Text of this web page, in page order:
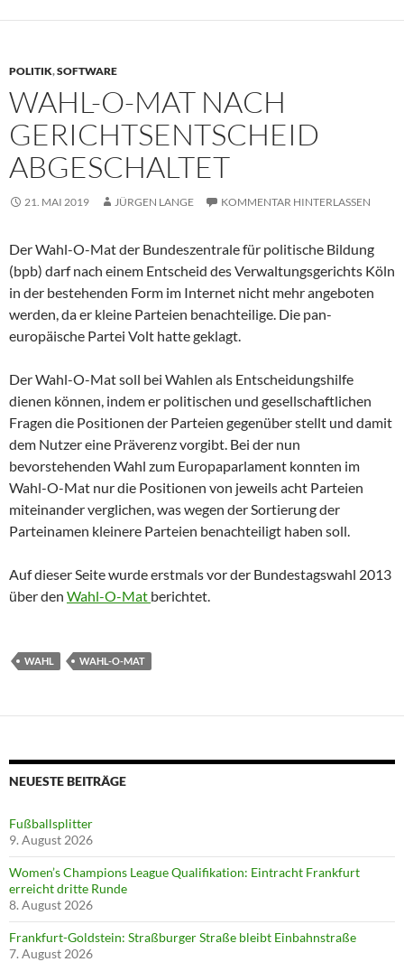
POLITIK,SOFTWARE
WAHL-O-MAT NACH
GERICHTSENTSCHEID
ABGESCHALTET
21. MAI 2019 JÜRGEN LANGE KOMMENTAR HINTERLASSEN
Der Wahl-O-Mat der Bundeszentrale für politische Bildung
(bpb) darf nach einem Entscheid des Verwaltungsgerichts Köln
in der bestehenden Form im Internet nicht mehr angeboten
werden, da er kleine Parteien benachteilige. Die pan-
europäische Partei Volt hatte geklagt.
Der Wahl-O-Mat soll bei Wahlen als Entscheidungshilfe
dienen können, indem er politischen und gesellschaftlichen
Fragen die Positionen der Parteien gegenüber stellt und damit
dem Nutzer eine Präverenz vorgibt. Bei der nun
bevorstehenden Wahl zum Europaparlament konnten im
Wahl-O-Mat nur die Positionen von jeweils acht Parteien
miteinander verglichen, was wegen der Sortierung der
Parteinamen kleinere Parteien benachteiligt haben soll.
Auf dieser Seite wurde erstmals vor der Bundestagswahl 2013
über den Wahl-O-Mat berichtet.
WAHL WAHL-O-MAT
NEUESTE BEITRÄGE
Fußballsplitter
9. August 2026
Women’s Champions League Qualifikation: Eintracht Frankfurt
erreicht dritte Runde
8. August 2026
Frankfurt-Goldstein: Straßburger Straße bleibt Einbahnstraße
7. August 2026